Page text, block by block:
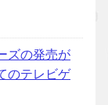
ズの発売が
のテレビゲ